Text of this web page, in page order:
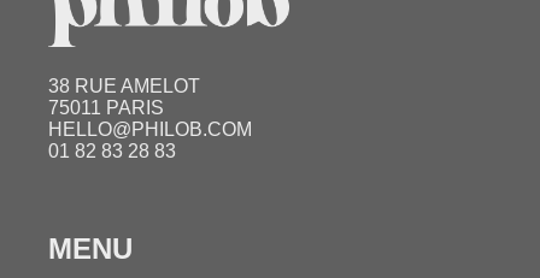
38 RUE AMELOT
75011 PARIS
HELLO@PHILOB.COM
01 82 83 28 83
MENU